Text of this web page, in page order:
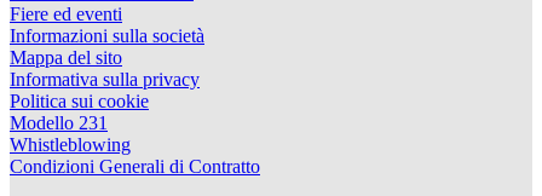
Fiere ed eventi
Informazioni sulla società
Mappa del sito
Informativa sulla privacy
Politica sui cookie
Modello 231
Whistleblowing
Condizioni Generali di Contratto